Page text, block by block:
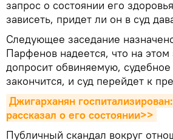
запрос о состоянии его
зависеть, придет ли он в суд
Следующее заседание
Парфенов надеется, что на этом
допросит обвиняемую, судебное
закончится, и суд перейдет к
Джигарханян
рассказал о его состоянии>>
Публичный скандал вокруг